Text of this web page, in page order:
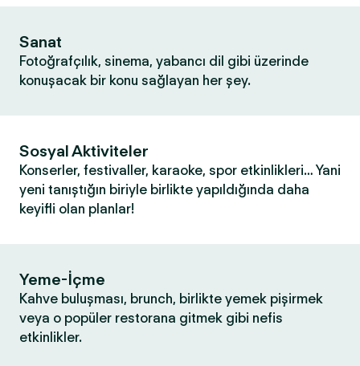
Sanat
Fotoğrafçılık, sinema, yabancı dil gibi üzerinde
konuşacak bir konu sağlayan her şey.
Sosyal Aktiviteler
Konserler, festivaller, karaoke, spor etkinlikleri… Yani
yeni tanıştığın biriyle birlikte yapıldığında daha
keyifli olan planlar!
Yeme-İçme
Kahve buluşması, brunch, birlikte yemek pişirmek
veya o popüler restorana gitmek gibi nefis
etkinlikler.